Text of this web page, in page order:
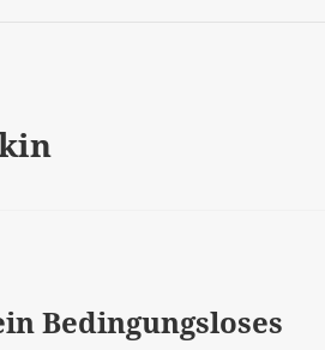
Bedingungsloses